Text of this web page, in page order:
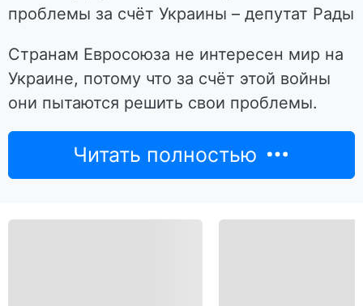
проблемы за счёт Украины – депутат Рады
Странам Евросоюза не интересен мир на
Украине, потому что за счёт этой войны
они пытаются решить свои проблемы.
Читать полностью